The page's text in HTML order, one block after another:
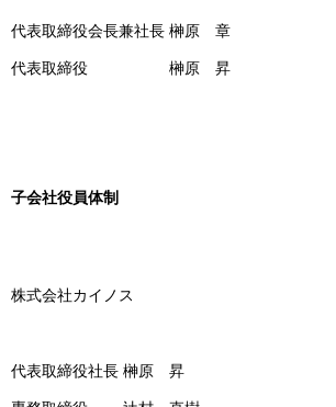
代表取締役会長兼社長 榊原 章
代表取締役 榊原 昇
子会社役員体制
株式会社カイノス
代表取締役社長 榊原 昇